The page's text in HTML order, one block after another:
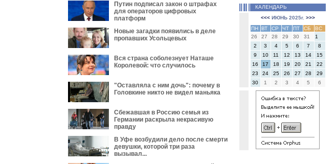
Путин подписал закон о штрафах
для операторов цифровых
платформ
Новые загадки появились в деле
пропавших Усольцевых
Вся страна соболезнует Наташе
Королевой: что случилось
"Оставляла с ним дочь": почему в
Головкине никто не видел маньяка
Сбежавшая в Россию семья из
Германии раскрыла некрасивую
правду
В Уфе возбудили дело после смерти
девушки, которой три раза
вызывал...
КАЛЕНДАРЬ
<<<ИЮНЬ 2025г. >>>
ПН
ВТ СР ЧТ ПТ СБ
ВС
26
27 28 29 30 31
1
2
3 4 5 6 7
8
9
10 11 12 13 14
15
16
17 18 19 20 21
22
23
24 25 26 27 28
29
30
1 2 3 4 5 6